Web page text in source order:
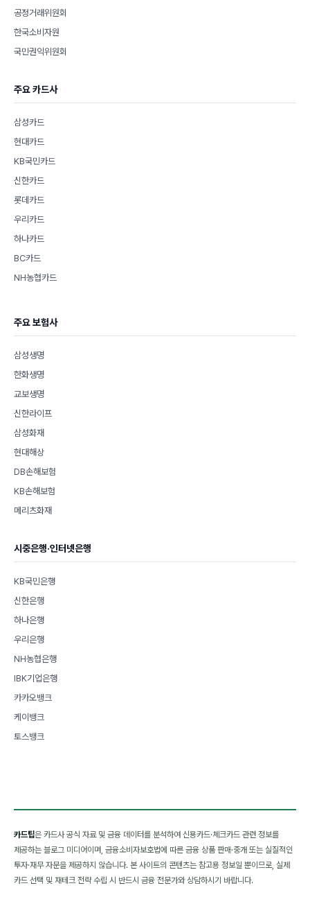
공정거래위원회
한국소비자원
국민권익위원회
주요 카드사
삼성카드
현대카드
KB국민카드
신한카드
롯데카드
우리카드
하나카드
BC카드
NH농협카드
주요 보험사
삼성생명
한화생명
교보생명
신한라이프
삼성화재
현대해상
DB손해보험
KB손해보험
메리츠화재
시중은행·인터넷은행
KB국민은행
신한은행
하나은행
우리은행
NH농협은행
IBK기업은행
카카오뱅크
케이뱅크
토스뱅크
카드팁은 카드사 공식 자료 및 금융 데이터를 분석하여 신용카드·체크카드 관련 정보를
제공하는 블로그 미디어이며, 금융소비자보호법에 따른 금융 상품 판매·중개 또는 실질적인
투자·재무 자문을 제공하지 않습니다. 본 사이트의 콘텐츠는 참고용 정보일 뿐이므로, 실제
카드 선택 및 재테크 전략 수립 시 반드시 금융 전문가와 상담하시기 바랍니다.